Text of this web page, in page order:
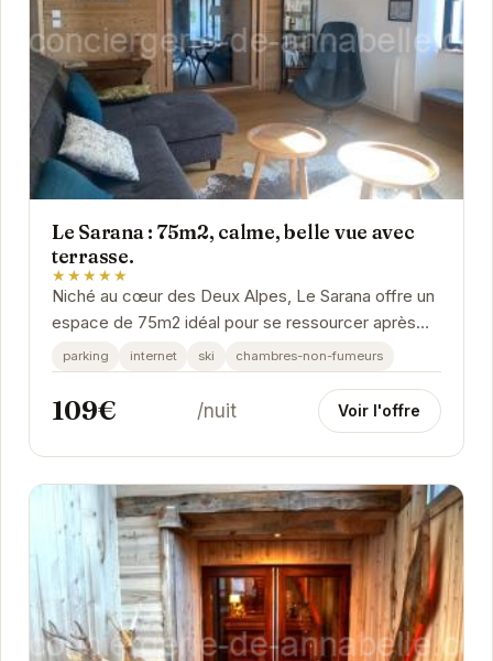
Le Sarana : 75m2, calme, belle vue avec
terrasse.
★★★★★
Niché au cœur des Deux Alpes, Le Sarana offre un
espace de 75m2 idéal pour se ressourcer après
une journée en montagne. Son calme, sa terrasse...
parking internet ski chambres-non-fumeurs
109€ /nuit Voir l'offre